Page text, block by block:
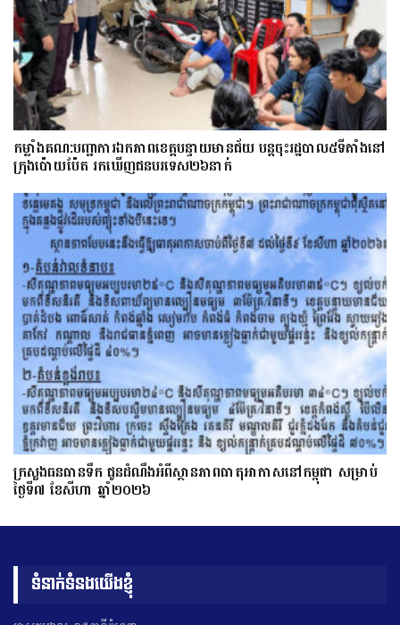
កម្លាំងគណ:បញ្ជាការឯកភាពខេត្តបន្ទាយមានជ័យ បន្តចុះរដ្ឋបាល៥ទីតាំងនៅ
ក្រុងប៉ោយប៉ែត រកឃើញជនបរទេស២៦នាក់
ក្រសួងធនធានទឹក ជូនដំណឹងអំពីស្ថានភាពធាតុអាកាសនៅកម្ពុជា សម្រាប់
ថ្ងៃទី៧ ខែសីហា ឆ្នាំ២០២៦
ទំនាក់ទំនងយើងខ្ញុំ